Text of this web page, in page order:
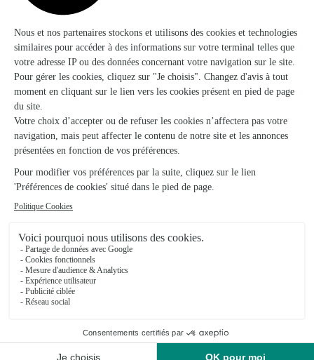
28, avenue des Prades
Voir la boutique
La Rose Audacieuse
Cransac
8 Avenue Jean Jaurès
Voir la boutique
Ils ont fait livrer des fleurs ou une plante à